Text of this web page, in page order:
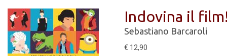
Indovina il
Sebastiano Barcaroli
€ 12,90